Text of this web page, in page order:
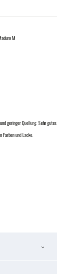
M
geringer Quellung. Sehr gutes
Farben und Lacke.